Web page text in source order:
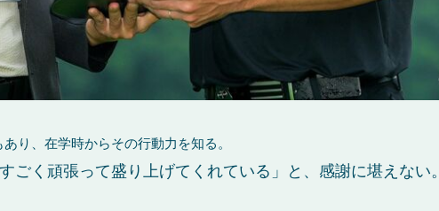
り、在学時からその行動力を知る。
ごく頑張って盛り上げてくれている」と、感謝に堪えない。